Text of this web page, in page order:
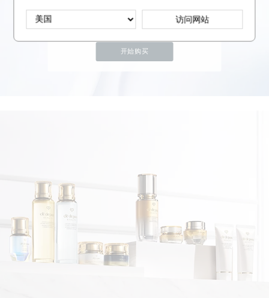
匙
轻松补充，
开始购买
访问网站